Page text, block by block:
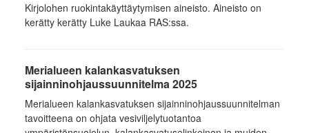
Kirjolohen ruokintakäyttäytymisen aineisto. Aineisto on
kerätty kerätty Luke Laukaa RAS:ssa.
Merialueen kalankasvatuksen
sijainninohjaussuunnitelma 2025
Merialueen kalankasvatuksen sijainninohjaussuunnitelman
tavoitteena on ohjata vesiviljelytuotantoa